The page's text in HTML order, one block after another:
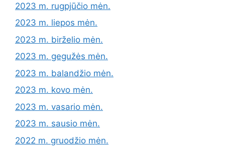
2023 m. rugpjūčio mėn.
2023 m. liepos mėn.
2023 m. birželio mėn.
2023 m. gegužės mėn.
2023 m. balandžio mėn.
2023 m. kovo mėn.
2023 m. vasario mėn.
2023 m. sausio mėn.
2022 m. gruodžio mėn.